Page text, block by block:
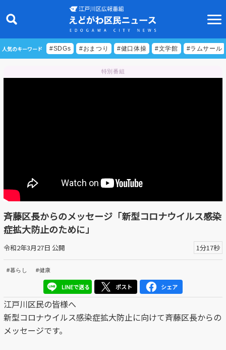
えどトピ
#えど推し
江戸川区でともに暮らそう / Living Together in Edogaw
a City
おうちで動画
人気のキーワード #SDGs #おまつり #健口体操 #文学館 #ラムサール
特別番組
斉藤区長からのメッセージ「新型コロナウイルス感染
症拡大防止のために」
令和2年3月27日 公開 1分17秒
#暮らし #健康
LINEで送る ポスト シェア
江戸川区民の皆様へ
新型コロナウイルス感染症拡大防止に向けて斉藤区長からの
メッセージです。